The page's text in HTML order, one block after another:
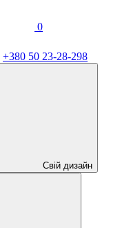
0
+380 50 23-28-298
Свій дизайн